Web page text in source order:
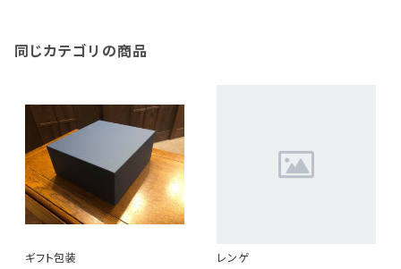
同じカテゴリの商品
ギフト包装 レンゲ